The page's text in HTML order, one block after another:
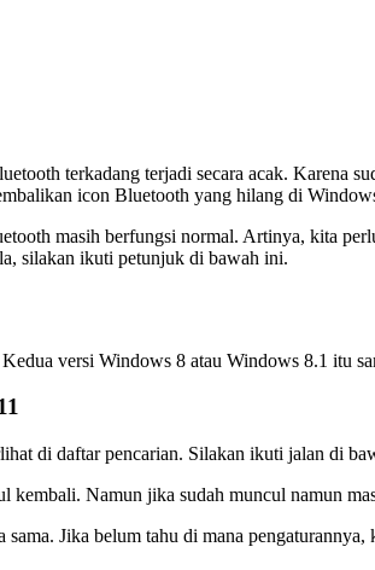
terkadang terjadi secara acak. Karena
icon Bluetooth yang hilang di
masih berfungsi normal. Artinya, kita
silakan ikuti petunjuk di bawah ini.
versi Windows 8 atau Windows 8.1 itu
di daftar pencarian. Silakan ikuti jalan di
kembali. Namun jika sudah muncul namun
Jika belum tahu di mana